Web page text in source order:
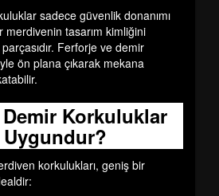
sadece güvenlik donanımı
merdivenin tasarım kimliğini
Ferforje ve demir
ön plana çıkarak mekana
Korkuluklar
korkulukları, geniş bir